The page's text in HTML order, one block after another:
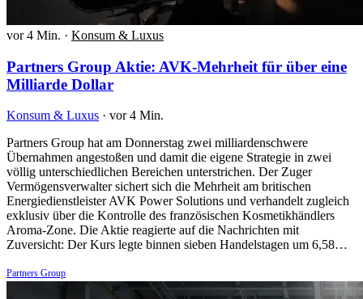
vor 4 Min. · Konsum & Luxus
Partners Group Aktie: AVK-Mehrheit für über eine
Milliarde Dollar
Konsum & Luxus · vor 4 Min.
Partners Group hat am Donnerstag zwei milliardenschwere
Übernahmen angestoßen und damit die eigene Strategie in zwei
völlig unterschiedlichen Bereichen unterstrichen. Der Zuger
Vermögensverwalter sichert sich die Mehrheit am britischen
Energiedienstleister AVK Power Solutions und verhandelt zugleich
exklusiv über die Kontrolle des französischen Kosmetikhändlers
Aroma-Zone. Die Aktie reagierte auf die Nachrichten mit
Zuversicht: Der Kurs legte binnen sieben Handelstagen um 6,58…
Partners Group